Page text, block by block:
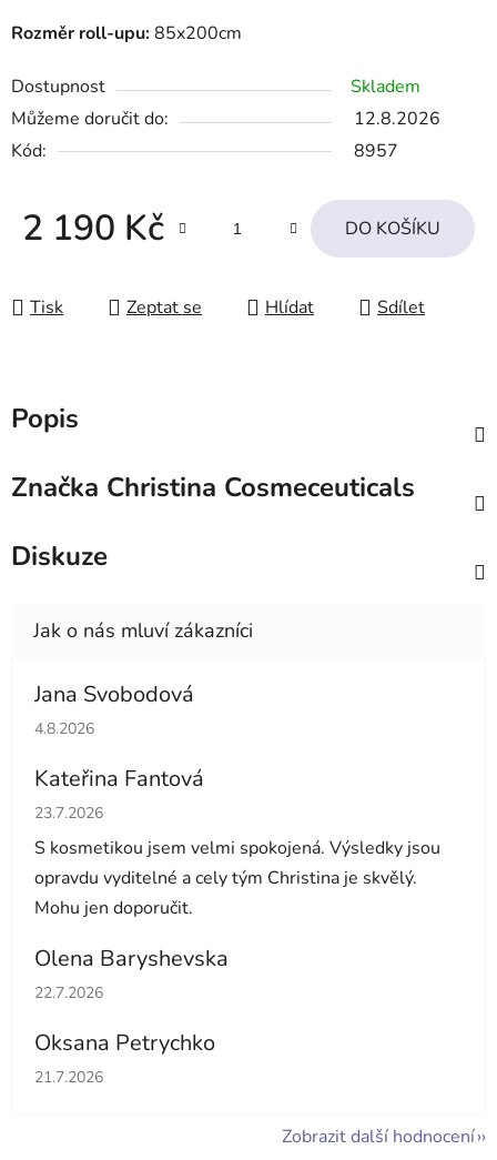
Rozměr roll-upu:85x200cm
Dostupnost
Skladem
Můžeme doručit do:
12.8.2026
Kód:
8957
2 190 Kč DO KOŠÍKU
Tisk Zeptat se Hlídat Sdílet
Popis
Značka Christina Cosmeceuticals
Diskuze
Jana Svobodová
Hodnocení obchodu je 5 z 5 hvězdiček.
4.8.2026
Kateřina Fantová
Hodnocení obchodu je 5 z 5 hvězdiček.
23.7.2026
S kosmetikou jsem velmi spokojená. Výsledky jsou
opravdu vyditelné a cely tým Christina je skvělý.
Mohu jen doporučit.
Olena Baryshevska
Hodnocení obchodu je 5 z 5 hvězdiček.
22.7.2026
Oksana Petrychko
Hodnocení obchodu je 5 z 5 hvězdiček.
21.7.2026
Zobrazit další hodnocení